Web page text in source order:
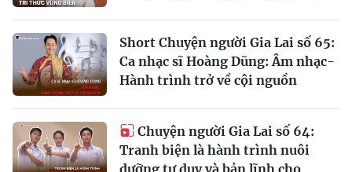
Short Chuyện người Gia Lai số 65:
Ca nhạc sĩ Hoàng Dũng: Âm nhạc-
Hành trình trở về cội nguồn
Chuyện người Gia Lai số 64:
Tranh biện là hành trình nuôi
dưỡng tư duy và bản lĩnh cho